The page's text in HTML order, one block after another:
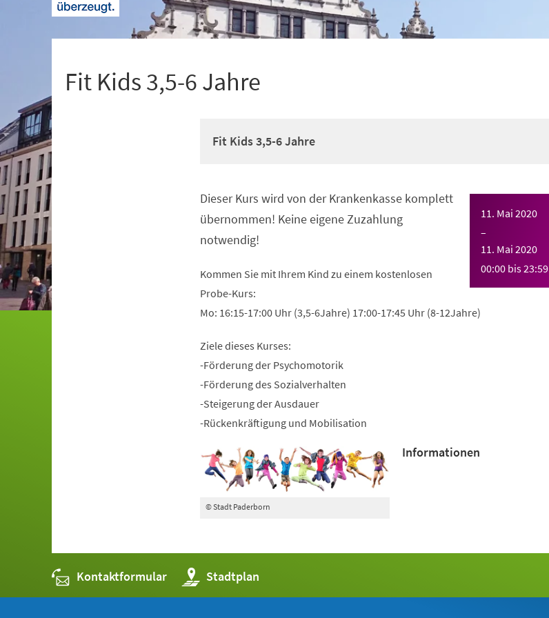
Fit Kids 3,5-6 Jahre
Fit Kids 3,5-6 Jahre
11. Mai 2020
–
11. Mai 2020
00:00 bis23:59
Dieser Kurs wird von der Krankenkasse komplett
übernommen! Keine eigene Zuzahlung
notwendig!
Kommen Sie mit Ihrem Kind zu einem kostenlosen
Probe-Kurs:
Mo: 16:15-17:00 Uhr (3,5-6Jahre) 17:00-17:45 Uhr (8-12Jahre)
Ziele dieses Kurses:
-Förderung der Psychomotorik
-Förderung des Sozialverhalten
-Steigerung der Ausdauer
-Rückenkräftigung und Mobilisation
© Stadt Paderborn
Informationen
Kontaktformular Stadtplan
(Öffnet
in
einem